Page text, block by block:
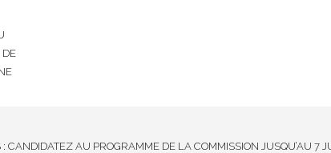
DE
CANDIDATEZ AU PROGRAMME DE LA COMMISSION JUSQU’AU 7